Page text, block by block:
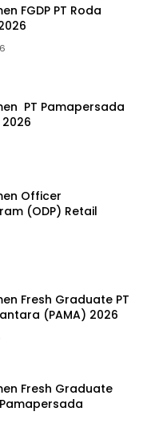
FGDP PT Roda
PT Pamapersada
Officer
(ODP) Retail
PT
(PAMA) 2026
Fresh Graduate